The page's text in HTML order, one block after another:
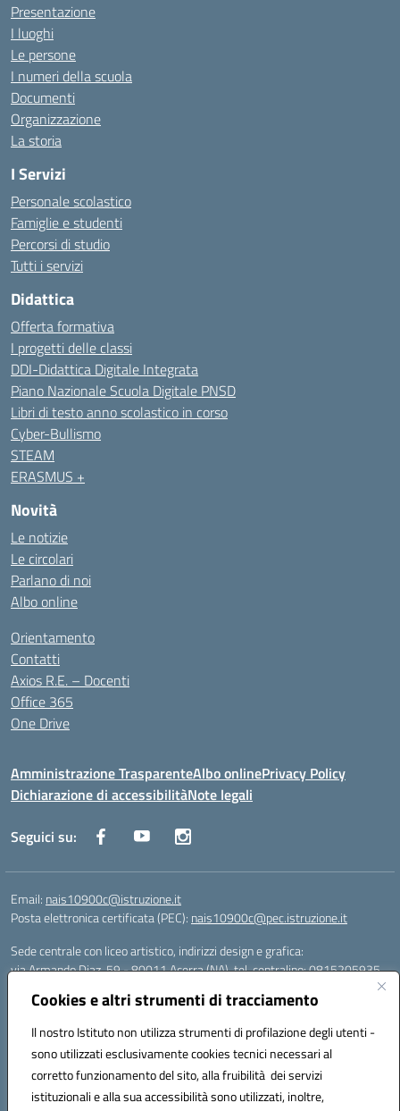
Cookies e altri strumenti di tracciamento
Il nostro Istituto non utilizza strumenti di profilazione degli utenti -
sono utilizzati esclusivamente cookies tecnici necessari al
corretto funzionamento del sito, alla fruibilità dei servizi
istituzionali e alla sua accessibilità sono utilizzati, inoltre,
Presentazione
I luoghi
Le persone
I numeri della scuola
Documenti
Organizzazione
La storia
I Servizi
Personale scolastico
Famiglie e studenti
Percorsi di studio
Tutti i servizi
Didattica
Offerta formativa
I progetti delle classi
DDI-Didattica Digitale Integrata
Piano Nazionale Scuola Digitale PNSD
Libri di testo anno scolastico in corso
Cyber-Bullismo
STEAM
ERASMUS +
Novità
Le notizie
Le circolari
Parlano di noi
Albo online
Orientamento
Contatti
Axios R.E. – Docenti
Office 365
One Drive
Amministrazione TrasparenteAlbo onlinePrivacy Policy
Dichiarazione di accessibilitàNote legali
Seguici su:
Email: nais10900c@istruzione.it
Posta elettronica certificata (PEC): nais10900c@pec.istruzione.it
Sede centrale con liceo artistico, indirizzi design e grafica:
via Armando Diaz, 59 - 80011 Acerra (NA), tel. centralino: 0815205935
via T. Campanella, 80011 Acerra (NA), tel/fax: 0818850905
Sede succursale con liceo musicale:
via S. Pellico, 80011 Acerra (NA), tel: 08119660921
Email: nais10900c@istruzione.it | PEC: nais10900c@pec.istruzione.it |
Nome Ufficio PA: Uff_eFatturaPA | Codice Univoco ufficio: UFOYYV |
C.Fisc: 93056740637